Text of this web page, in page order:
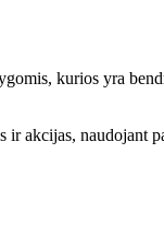
kurios yra
akcijas, naudojant